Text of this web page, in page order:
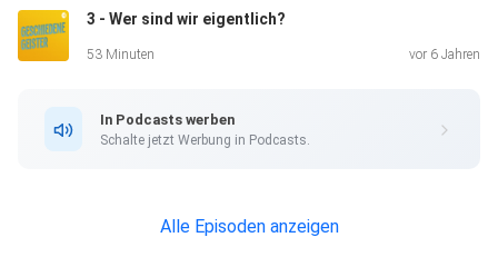
3 - Wer sind wir eigentlich?
53 Minuten vor 6 Jahren
In Podcasts werben
Schalte jetzt Werbung in Podcasts.
Alle Episoden anzeigen